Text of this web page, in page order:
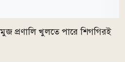
প্রণালি খুলতে পারে শিগগিরই